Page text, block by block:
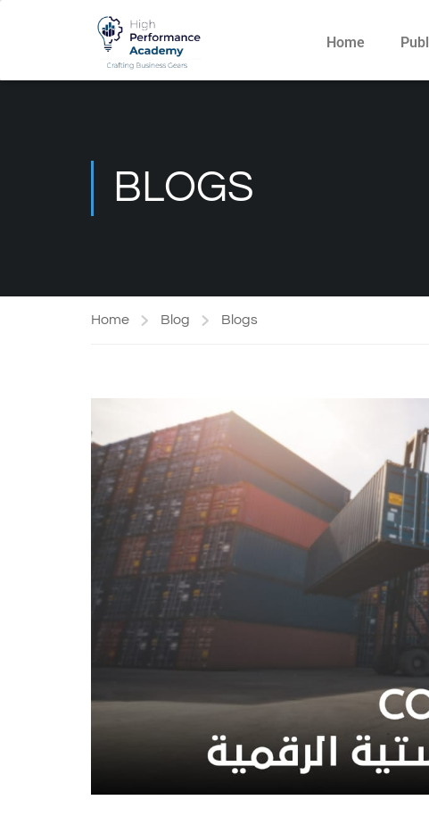
Home
BLOGS
Home Blog Blogs